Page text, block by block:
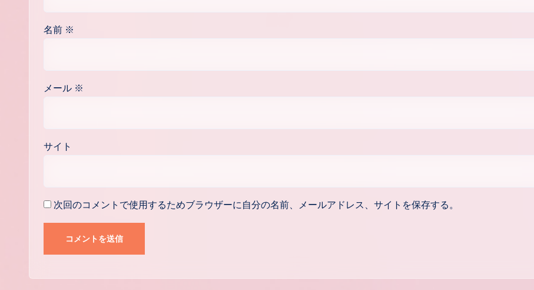
名前 ※
メール ※
サイト
次回のコメントで使用するためブラウザーに自分の名前、メールアドレス、サイトを保存する。